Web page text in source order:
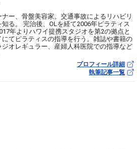
ナー、骨盤美容家。交通事故によるリハビリ
る。 完治後、OLを経て2006年ピラティス
年よりハワイ提携スタジオを第2の拠点と
にてピラティスの指導を行う。雑誌や書籍の
ジオレギュラー、産婦人科医院での指導など
プロフィール詳細
執筆記事一覧